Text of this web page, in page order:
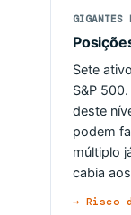
GIGANTES
Sete
S&P
deste
podem
múltiplo
cabia
→ Risco